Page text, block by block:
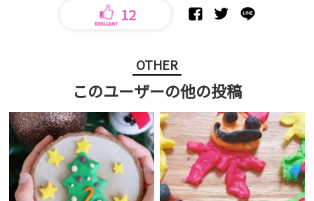
12
OTHER
このユーザーの他の投稿